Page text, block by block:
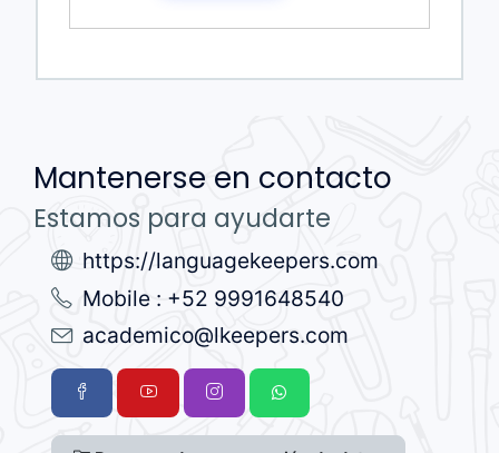
Mantenerse en contacto
Estamos para ayudarte
https://languagekeepers.com
Mobile : +52 9991648540
academico@lkeepers.com